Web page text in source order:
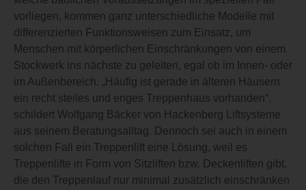
vorliegen, kommen ganz unterschiedliche Modelle mit
differenzierten Funktionsweisen zum Einsatz, um
Menschen mit körperlichen Einschränkungen von einem
Stockwerk ins nächste zu geleiten, egal ob im Innen- oder
im Außenbereich. „Häufig ist gerade in älteren Häusern
ein recht steiles und enges Treppenhaus vorhanden“,
schildert Wolfgang Bäcker von Hackenberg Liftsysteme
aus seinem Beratungsalltag. Dennoch sei auch in einem
solchen Fall ein Treppenlift eine Lösung, weil es
Treppenlifte in Form von Sitzliften bzw. Deckenliften gibt,
die den Treppenlauf nur minimal zusätzlich einschränken